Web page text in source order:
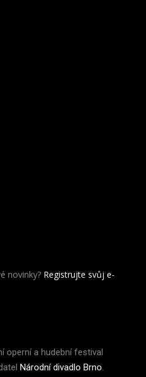
novinky? Registrujte svůj e-
operní a hudební festival
Národní divadlo Brno.